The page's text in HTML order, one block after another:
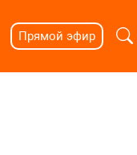
Прямой эфир